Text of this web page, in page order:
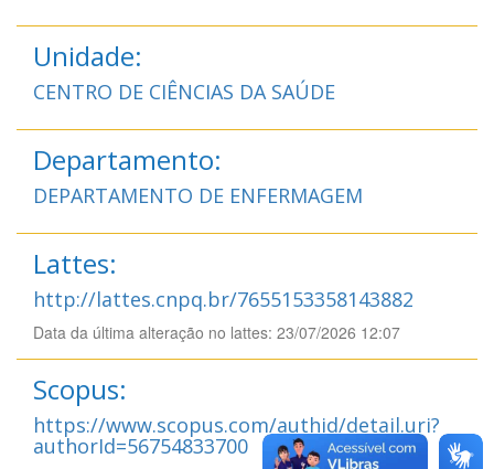
Unidade:
CENTRO DE CIÊNCIAS DA SAÚDE
Departamento:
DEPARTAMENTO DE ENFERMAGEM
Lattes:
http://lattes.cnpq.br/7655153358143882
Data da última alteração no lattes: 23/07/2026 12:07
Scopus:
https://www.scopus.com/authid/detail.uri?
authorId=56754833700